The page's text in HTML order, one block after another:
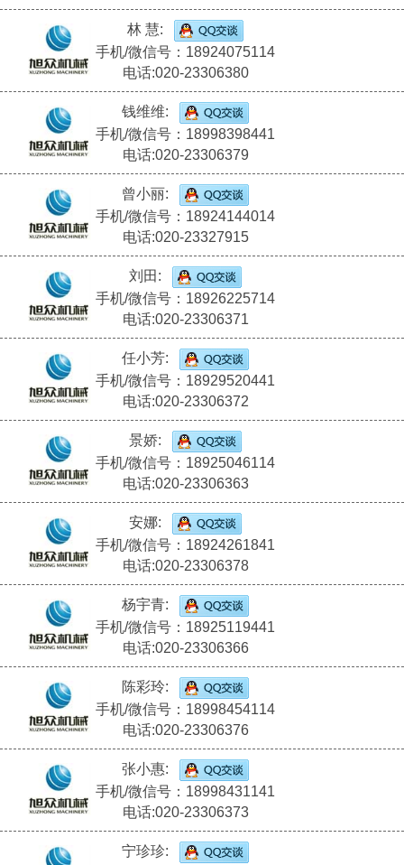
林 慧:
手机/微信号：18924075114
电话:020-23306380
钱维维:
手机/微信号：18998398441
电话:020-23306379
曾小丽:
手机/微信号：18924144014
电话:020-23327915
刘田:
手机/微信号：18926225714
电话:020-23306371
任小芳:
手机/微信号：18929520441
电话:020-23306372
景娇:
手机/微信号：18925046114
电话:020-23306363
安娜:
手机/微信号：18924261841
电话:020-23306378
杨宇青:
手机/微信号：18925119441
电话:020-23306366
陈彩玲:
手机/微信号：18998454114
电话:020-23306376
张小惠:
手机/微信号：18998431141
电话:020-23306373
宁珍珍: